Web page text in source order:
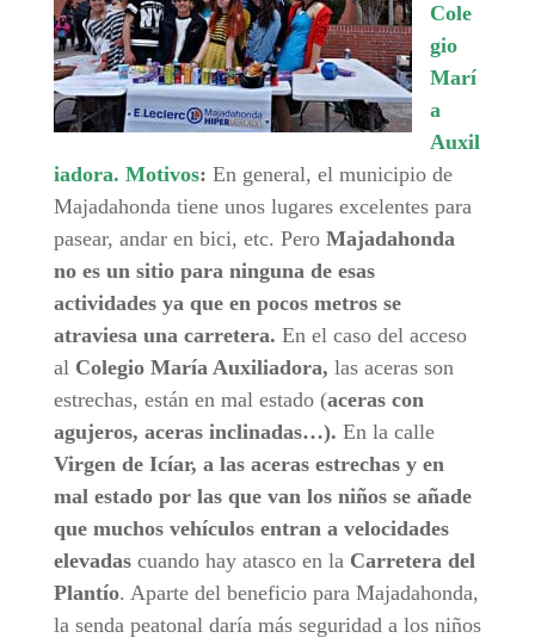
Cole
gio
Marí
a
Auxil
iadora. Motivos: En general, el municipio de
Majadahonda tiene unos lugares excelentes para
pasear, andar en bici, etc. Pero Majadahonda
no es un sitio para ninguna de esas
actividades ya que en pocos metros se
atraviesa una carretera. En el caso del acceso
al Colegio María Auxiliadora, las aceras son
estrechas, están en mal estado (aceras con
agujeros, aceras inclinadas…). En la calle
Virgen de Icíar, a las aceras estrechas y en
mal estado por las que van los niños se añade
que muchos vehículos entran a velocidades
elevadascuando hay atasco en la Carretera del
Plantío. Aparte del beneficio para Majadahonda,
la senda peatonal daría más seguridad a los niños